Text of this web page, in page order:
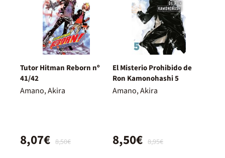
Tutor Hitman Reborn nº
41/42
Amano, Akira
8,50€
8,07€
El Misterio Prohibido de
Ron Kamonohashi 5
Amano, Akira
8,95€
8,50€